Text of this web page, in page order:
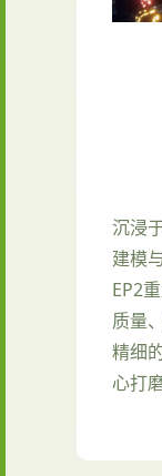
沉浸
建模
EP2
质量
精细
心打磨